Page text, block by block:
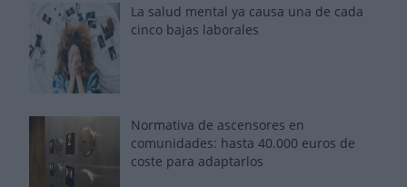
La salud mental ya causa una de cada
cinco bajas laborales
Normativa de ascensores en
comunidades: hasta 40.000 euros de
coste para adaptarlos